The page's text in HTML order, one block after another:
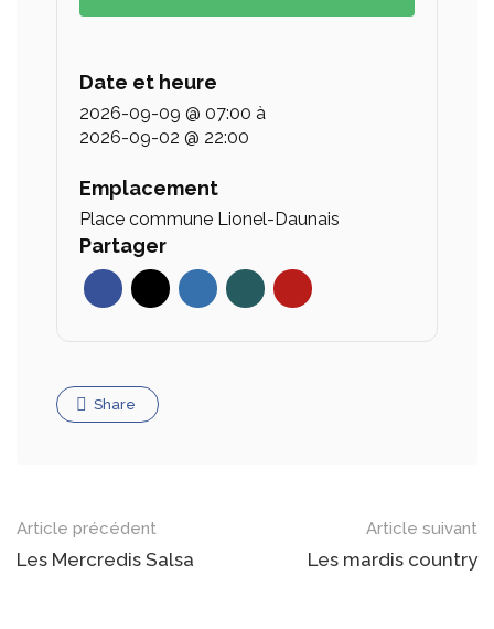
Date et heure
2026-09-09 @ 07:00 à
2026-09-02 @ 22:00
Emplacement
Place commune Lionel-Daunais
Partager
Share
Article précédent
Les Mercredis Salsa
Article suivant
Les mardis country